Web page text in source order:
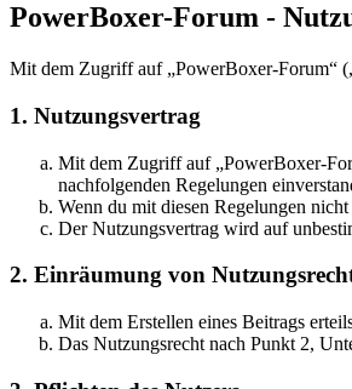
PowerBoxer-Forum -
Mit dem Zugriff auf „PowerBoxer-Forum“
1. Nutzungsvertrag
Mit dem Zugriff auf „PowerBoxer-
nachfolgenden Regelungen
Wenn du mit diesen Regelungen
Der Nutzungsvertrag wird auf
2. Einräumung von
Mit dem Erstellen eines Beitrags
Das Nutzungsrecht nach Punkt 2,